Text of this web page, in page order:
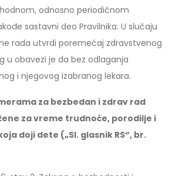
odnosno periodičnom
sastavni deo Pravilnika. U slučaju
rada utvrdi poremećaj zdravstvenog
u obavezi je da bez odlaganja
i njegovog izabranog lekara.
za bezbedan i zdrav rad
za vreme trudnoće, porodilje i
doji dete („Sl. glasnik RS“, br.